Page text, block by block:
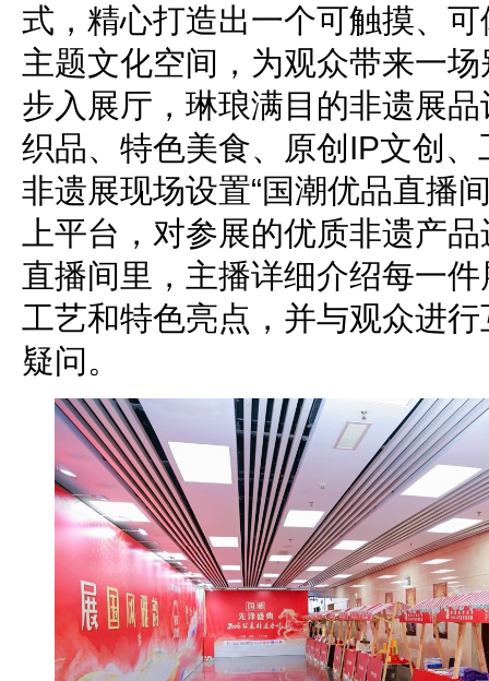
式，精心打造出一个可触摸、
主题文化空间，为观众带来一
步入展厅，琳琅满目的非遗展
织品、特色美食、原创IP文创
非遗展现场设置“国潮优品直播
上平台，对参展的优质非遗产
直播间里，主播详细介绍每一
工艺和特色亮点，并与观众进
疑问。